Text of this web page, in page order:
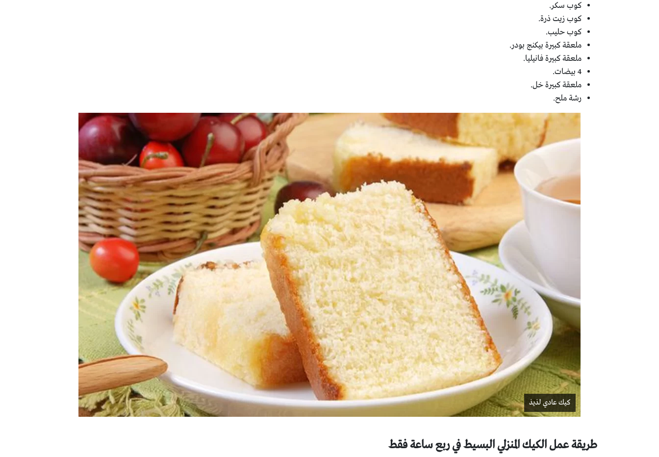
كوب سكر.
كوب زيت ذرة.
كوب حليب.
ملعقة كبيرة بيكنج بودر.
ملعقة كبيرة فانيليا.
4 بيضات.
ملعقة كبيرة خل.
رشة ملح.
كيك عادي لذيذ
طريقة عمل الكيك المنزلي البسيط في ربع ساعة فقط